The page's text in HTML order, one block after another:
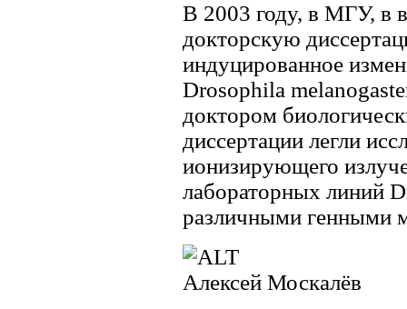
В 2003 году, в МГУ, в
докторскую
индуцированное
Drosophila
доктором
диссертации легли
ионизирующего
лабораторных линий
различными генными
Алексей Москалёв